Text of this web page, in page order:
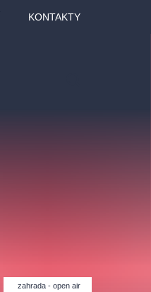
KONTAKTY
zahrada - open air